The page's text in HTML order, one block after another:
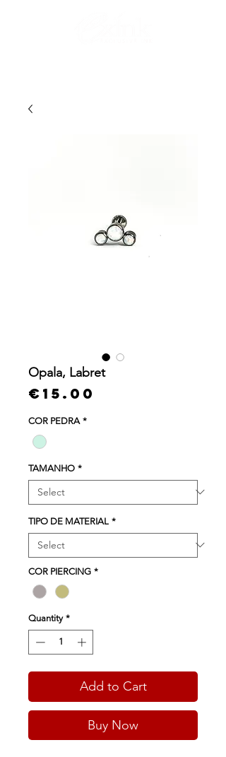
Opala, Labret
€15.00
COR PEDRA *
TAMANHO *
TIPO DE MATERIAL *
COR PIERCING *
Quantity *
Add to Cart
Buy Now